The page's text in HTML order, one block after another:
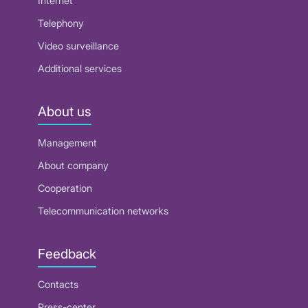
Telephony
Video surveillance
Additional services
About us
Management
About company
Cooperation
Telecommunication networks
Feedback
Contacts